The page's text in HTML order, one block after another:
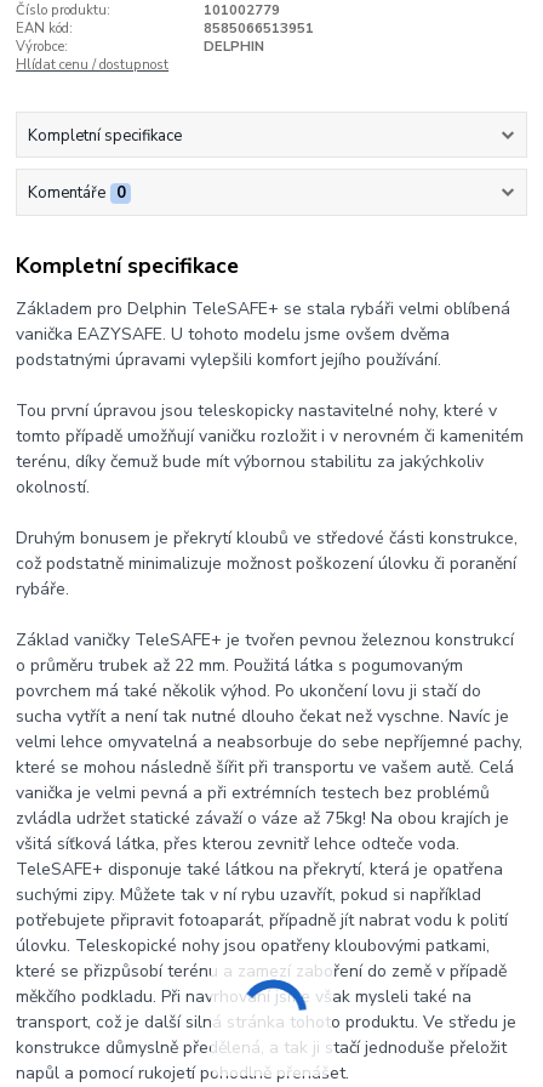
Číslo produktu:
101002779
EAN kód:
8585066513951
Výrobce:
DELPHIN
Hlídat cenu / dostupnost
Kompletní specifikace
Komentáře 0
Kompletní specifikace
Základem pro Delphin TeleSAFE+ se stala rybáři velmi oblíbená
vanička EAZYSAFE. U tohoto modelu jsme ovšem dvěma
podstatnými úpravami vylepšili komfort jejího používání.
Tou první úpravou jsou teleskopicky nastavitelné nohy, které v
tomto případě umožňují vaničku rozložit i v nerovném či kamenitém
terénu, díky čemuž bude mít výbornou stabilitu za jakýchkoliv
okolností.
Druhým bonusem je překrytí kloubů ve středové části konstrukce,
což podstatně minimalizuje možnost poškození úlovku či poranění
rybáře.
Základ vaničky TeleSAFE+ je tvořen pevnou železnou konstrukcí
o průměru trubek až 22 mm. Použitá látka s pogumovaným
povrchem má také několik výhod. Po ukončení lovu ji stačí do
sucha vytřít a není tak nutné dlouho čekat než vyschne. Navíc je
velmi lehce omyvatelná a neabsorbuje do sebe nepříjemné pachy,
které se mohou následně šířit při transportu ve vašem autě. Celá
vanička je velmi pevná a při extrémních testech bez problémů
zvládla udržet statické závaží o váze až 75kg! Na obou krajích je
všitá síťková látka, přes kterou zevnitř lehce odteče voda.
TeleSAFE+ disponuje také látkou na překrytí, která je opatřena
suchými zipy. Můžete tak v ní rybu uzavřít, pokud si například
potřebujete připravit fotoaparát, případně jít nabrat vodu k polití
úlovku. Teleskopické nohy jsou opatřeny kloubovými patkami,
které se přizpůsobí terénu a zamezí zaboření do země v případě
měkčího podkladu. Při navrhování jsme však mysleli také na
transport, což je další silná stránka tohoto produktu. Ve středu je
konstrukce důmyslně předělená, a tak ji stačí jednoduše přeložit
napůl a pomocí rukojetí pohodlně přenášet.